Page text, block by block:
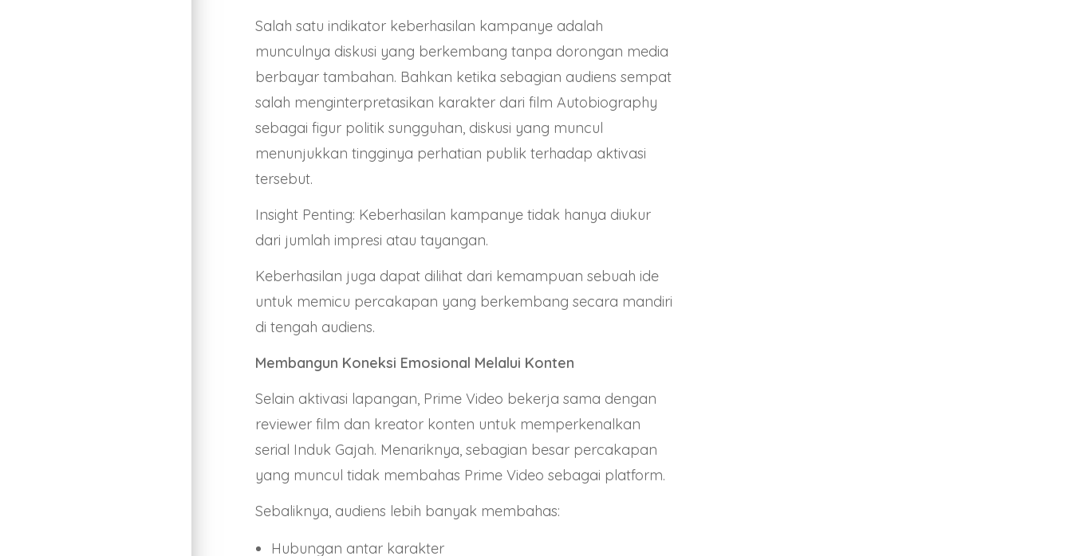
Salah satu indikator keberhasilan kampanye adalah
munculnya diskusi yang berkembang tanpa dorongan media
berbayar tambahan. Bahkan ketika sebagian audiens sempat
salah menginterpretasikan karakter dari film Autobiography
sebagai figur politik sungguhan, diskusi yang muncul
menunjukkan tingginya perhatian publik terhadap aktivasi
tersebut.
Insight Penting: Keberhasilan kampanye tidak hanya diukur
dari jumlah impresi atau tayangan.
Keberhasilan juga dapat dilihat dari kemampuan sebuah ide
untuk memicu percakapan yang berkembang secara mandiri
di tengah audiens.
Membangun Koneksi Emosional Melalui Konten
Selain aktivasi lapangan, Prime Video bekerja sama dengan
reviewer film dan kreator konten untuk memperkenalkan
serial Induk Gajah. Menariknya, sebagian besar percakapan
yang muncul tidak membahas Prime Video sebagai platform.
Sebaliknya, audiens lebih banyak membahas:
Hubungan antar karakter